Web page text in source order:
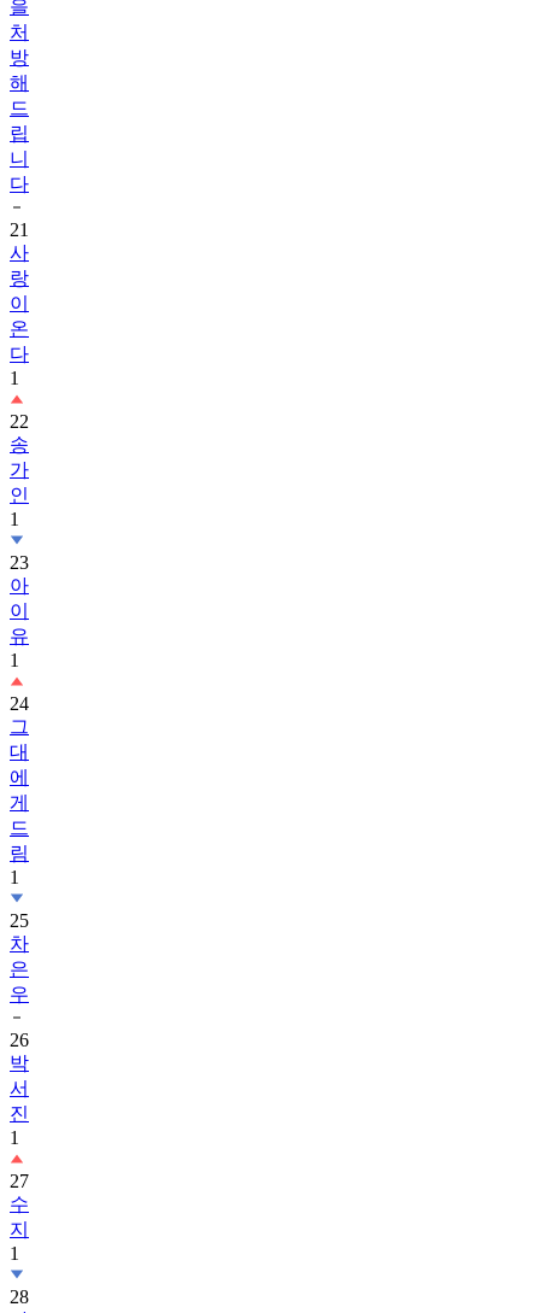
방
해
드
립
니
다
21
사
랑
이
온
다
1
22
송
가
인
1
23
아
이
유
1
24
그
대
에
게
드
림
1
25
차
은
우
26
박
서
진
1
27
수
지
1
28
가
족